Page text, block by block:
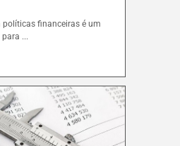
financeiras é um
...